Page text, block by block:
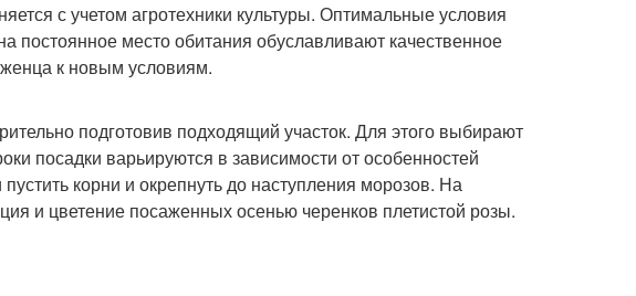
с учетом агротехники культуры. Оптимальные условия
постоянное место обитания обуславливают качественное
к новым условиям.
подготовив подходящий участок. Для этого выбирают
посадки варьируются в зависимости от особенностей
корни и окрепнуть до наступления морозов. На
и цветение посаженных осенью черенков плетистой розы.